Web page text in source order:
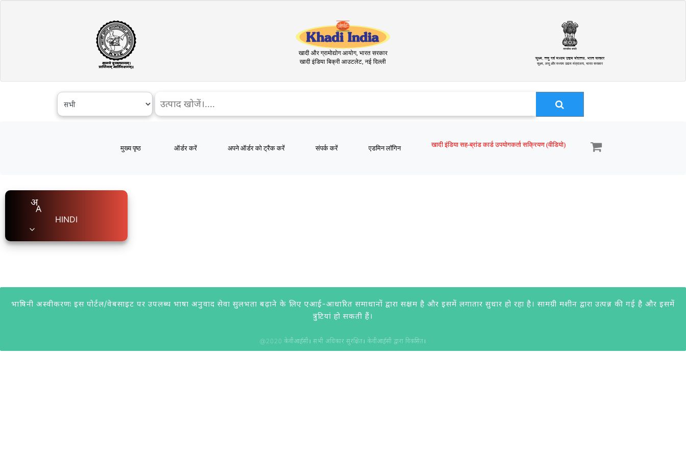
खादी और ग्रामोद्योग आयोग, भारत सरकार
खादी इंडिया बिक्री आउटलेट, नई दिल्ली
सूक्ष्म, लघु और मध्यम उद्यम मंत्रालय, भारत सरकार
मुख्य पृष्ठ ऑर्डर करें अपने ऑर्डर को ट्रैक करें संपर्क करें एडमिन लॉगिन
HINDI
भाषिनी अस्वीकरणः इस पोर्टल/वेबसाइट पर उपलब्ध भाषा अनुवाद सेवा सुलभता बढ़ाने के लिए एआई-आधारित समाधानों द्वारा सक्षम है और इसमें लगातार सुधार हो रहा है। सामग्री मशीन द्वारा उत्पन्न की गई है और इसमें
त्रुटियां हो सकती हैं।
@2020 केवीआईसी। सभी अधिकार सुरक्षित। केवीआईसी द्वारा विकसित।